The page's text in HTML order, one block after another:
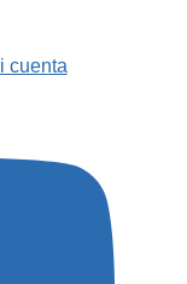
cuenta